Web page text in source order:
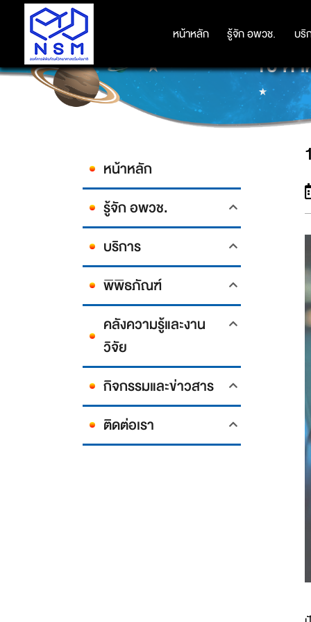
หน้าหลัก รู้จัก อพวช. บริ
หน้าหลัก รู้จัก อพวช. บริ
10 ค
หน้าหลัก
รู้จัก อพวช.
บริการ
พิพิธภัณฑ์
คลังความรู้และงาน
วิจัย
กิจกรรมและข่าวสาร
ติดต่อเรา